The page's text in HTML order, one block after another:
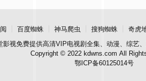
百度蜘蛛 神马爬虫 搜狗蜘蛛 奇虎
影视免费提供高清VIP电视剧全集、动漫、综艺
Copyright © 2022 kdwns.com All
鄂ICP备60125014号